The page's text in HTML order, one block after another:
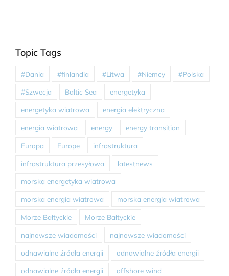
Topic Tags
#Dania #finlandia #Litwa #Niemcy #Polska
#Szwecja Baltic Sea energetyka
energetyka wiatrowa energia elektryczna
energia wiatrowa energy energy transition
Europa Europe infrastruktura
infrastruktura przesyłowa latestnews
morska energetyka wiatrowa
morska energia wiatrowa morska energia wiatrowa
Morze Bałtyckie Morze Bałtyckie
najnowsze wiadomości najnowsze wiadomości
odnawialne źródła energii odnawialne źródła energii
odnawialne źródła energii offshore wind